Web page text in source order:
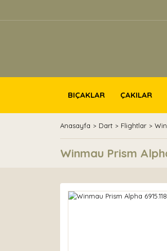
BIÇAKLAR ÇAKILAR
Anasayfa Dart Flightlar
Winmau Prism